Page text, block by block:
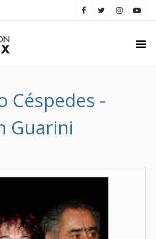
Céspedes -
Guarini